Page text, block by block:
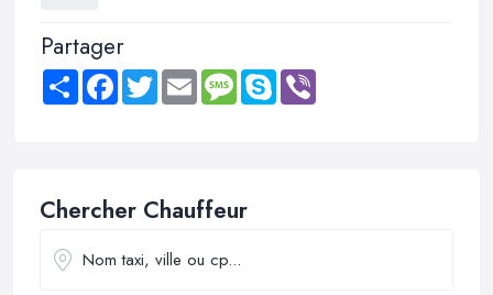
Partager
Share FacebookTwitter Email MessageSkype
Chercher Chauffeur